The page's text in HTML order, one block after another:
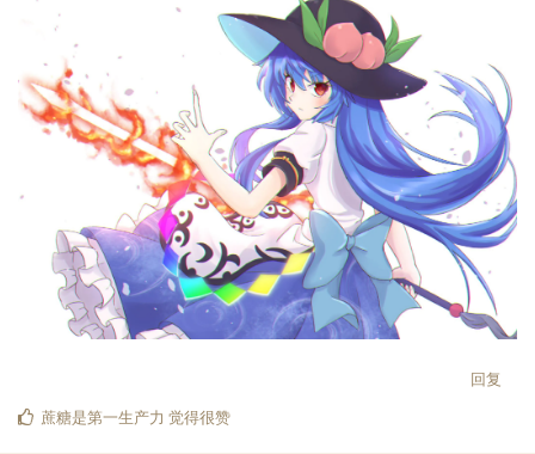
回复
蔗糖是第一生产力 觉得很赞